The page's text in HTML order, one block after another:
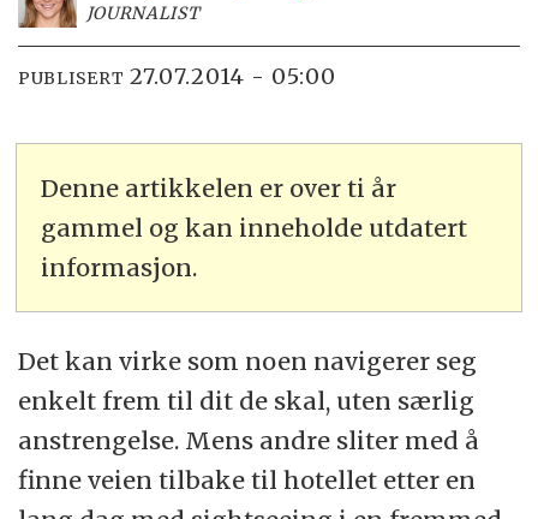
JOURNALIST
PUBLISERT 27.07.2014 - 05:00
Denne artikkelen er over ti år
gammel og kan inneholde utdatert
informasjon.
Det kan virke som noen navigerer seg
enkelt frem til dit de skal, uten særlig
anstrengelse. Mens andre sliter med å
finne veien tilbake til hotellet etter en